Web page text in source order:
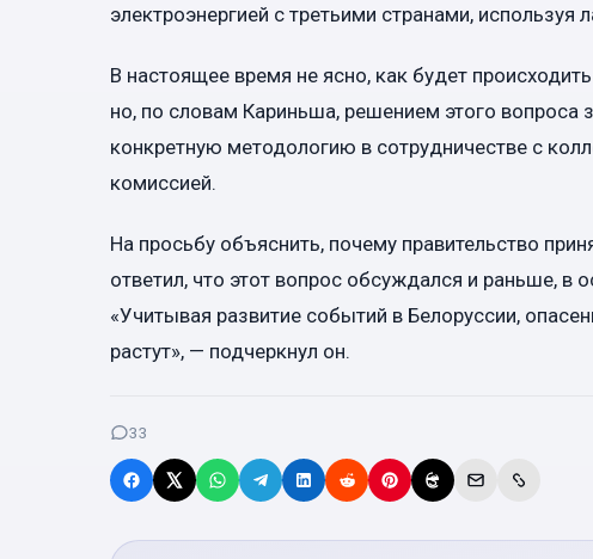
электроэнергией с третьими странами,
В настоящее время не ясно, как будет
но, по словам Кариньша, решением этого вопроса
конкретную методологию в сотрудничестве с
комиссией.
На просьбу объяснить, почему правительство
ответил, что этот вопрос обсуждался и раньше, в
«Учитывая развитие событий в Белоруссии,
растут», — подчеркнул он.
33